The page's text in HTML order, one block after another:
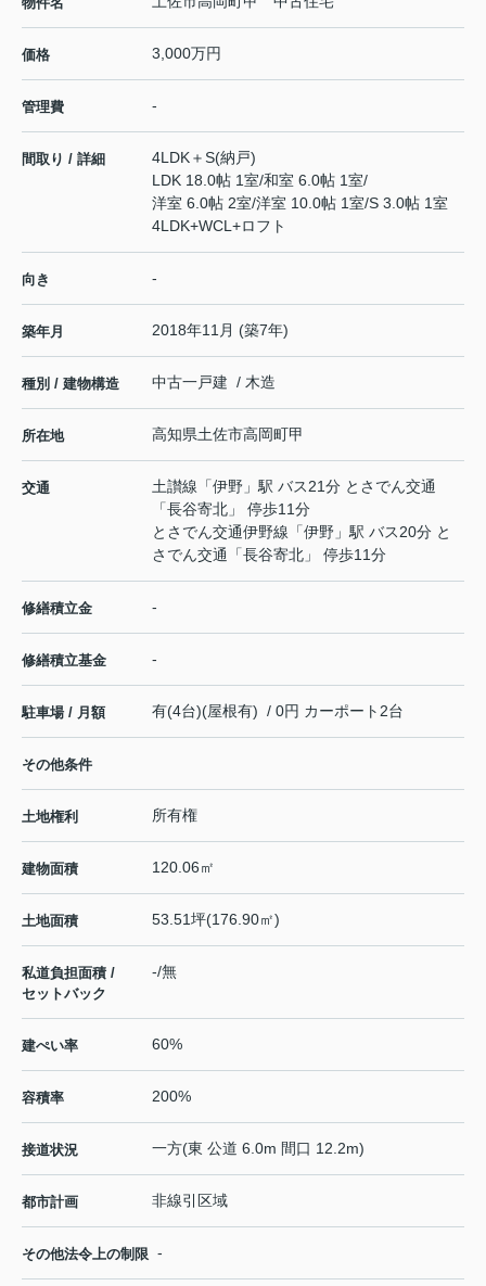
価格 3,000万円
管理費 -
間取り / 詳細
4LDK＋S(納戸)
LDK 18.0帖 1室/和室 6.0帖 1室/
洋室 6.0帖 2室/洋室 10.0帖 1室/S 3.0帖 1室
4LDK+WCL+ロフト
向き -
築年月 2018年11月 (築7年)
種別 / 建物構造 中古一戸建 / 木造
所在地 高知県土佐市高岡町甲
交通 土讃線 「伊野 」駅 バス21分 とさでん交通
「長谷寄北」 停歩11分
とさでん交通伊野線 「伊野 」駅 バス20分 と
さでん交通「長谷寄北」 停歩11分
修繕積立金 -
修繕積立基金 -
駐車場 / 月額 有(4台)(屋根有) / 0円 カーポート2台
その他条件
土地権利 所有権
建物面積 120.06㎡
土地面積 53.51坪(176.90㎡)
私道負担面積 /
セットバック
-/無
建ぺい率 60%
容積率 200%
接道状況 一方(東 公道 6.0m 間口 12.2m)
都市計画 非線引区域
その他法令上の制限 -